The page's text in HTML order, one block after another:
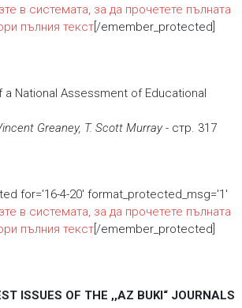
в системата, за да прочетете пълната
пълния текст[/emember_protected]
a National Assessment of Educational
Greaney, T. Scott Murray- стр. 317
for='16-4-20' format_protected_msg='1'
в системата, за да прочетете пълната
пълния текст[/emember_protected]
ISSUES OF THE ,,AZ BUKI“ JOURNALS